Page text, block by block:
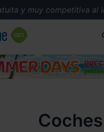
y muy competitiva al